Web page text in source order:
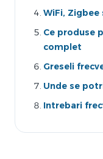
WiFi, Zigbee
Ce produse
complet
Greseli
Unde se
Intrebari